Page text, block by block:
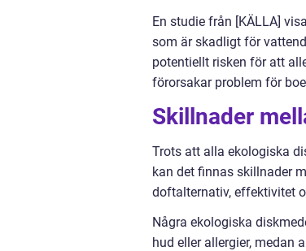
En studie från [KÄLLA]
som är skadligt för
potentiellt risken för att
förorsakar problem för
Skillnader
Trots att alla ekologiska
kan det finnas skillnader
doftalternativ, effektivitet
Några ekologiska
hud eller allergier, medan